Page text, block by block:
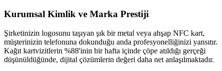
Kurumsal Kimlik ve Marka Prestiji
Şirketinizin logosunu taşıyan şık bir metal veya ahşap NFC kart,
müşterinizin telefonuna dokunduğu anda profesyonelliğinizi yansıtır.
Kağıt kartvizitlerin %88'inin bir hafta içinde çöpe atıldığı gerçeği
düşünüldüğünde, dijital çözümlerin değeri daha net anlaşılmaktadır.